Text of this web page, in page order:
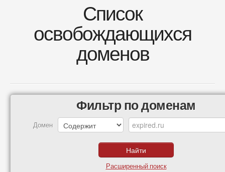
Список
освобождающихся
доменов
Фильтр по доменам
Домен
Расширенный поиск